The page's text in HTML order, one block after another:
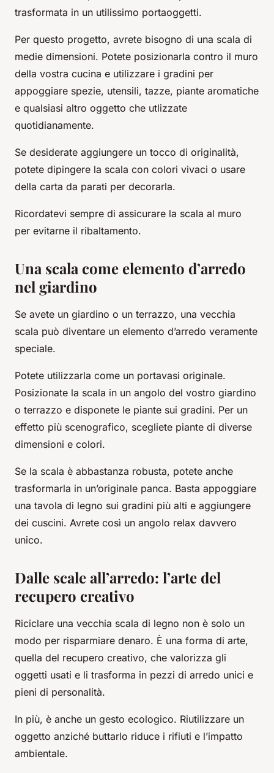
trasformata in un utilissimo portaoggetti.
Per questo progetto, avrete bisogno di una scala di
medie dimensioni. Potete posizionarla contro il muro
della vostra cucina e utilizzare i gradini per
appoggiare spezie, utensili, tazze, piante aromatiche
e qualsiasi altro oggetto che utlizzate
quotidianamente.
Se desiderate aggiungere un tocco di originalità,
potete dipingere la scala con colori vivaci o usare
della carta da parati per decorarla.
Ricordatevi sempre di assicurare la scala al muro
per evitarne il ribaltamento.
Una scala come elemento d’arredo
nel giardino
Se avete un giardino o un terrazzo, una vecchia
scala può diventare un elemento d’arredo veramente
speciale.
Potete utilizzarla come un portavasi originale.
Posizionate la scala in un angolo del vostro giardino
o terrazzo e disponete le piante sui gradini. Per un
effetto più scenografico, scegliete piante di diverse
dimensioni e colori.
Se la scala è abbastanza robusta, potete anche
trasformarla in un’originale panca. Basta appoggiare
una tavola di legno sui gradini più alti e aggiungere
dei cuscini. Avrete così un angolo relax davvero
unico.
Dalle scale all’arredo: l’arte del
recupero creativo
Riciclare una vecchia scala di legno non è solo un
modo per risparmiare denaro. È una forma di arte,
quella del recupero creativo, che valorizza gli
oggetti usati e li trasforma in pezzi di arredo unici e
pieni di personalità.
In più, è anche un gesto ecologico. Riutilizzare un
oggetto anziché buttarlo riduce i rifiuti e l’impatto
ambientale.